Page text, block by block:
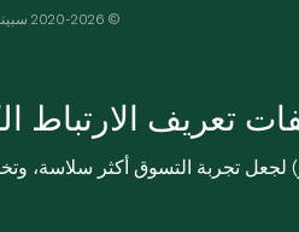
© 2020-2026 سبينس. كل الحقوق محفوظة
تعريف الارتباط
لجعل تجربة التسوق أكثر سلاسة،